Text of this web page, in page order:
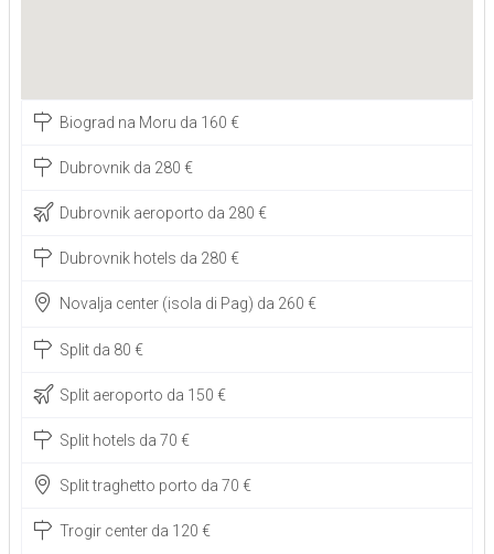
Biograd na Moru da 160 €
Dubrovnik da 280 €
Dubrovnik aeroporto da 280 €
Dubrovnik hotels da 280 €
Novalja center (isola di Pag) da 260 €
Split da 80 €
Split aeroporto da 150 €
Split hotels da 70 €
Split traghetto porto da 70 €
Trogir center da 120 €